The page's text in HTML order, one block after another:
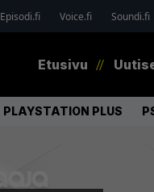
Episodi.fi Voice.fi Soundi.fi
Etusivu
PLAYSTATION PLUS